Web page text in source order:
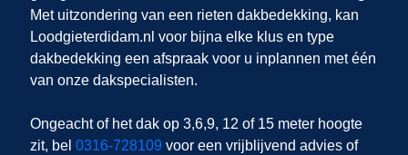
Met uitzondering van een rieten dakbedekking, kan
Loodgieterdidam.nl voor bijna elke klus en type
dakbedekking een afspraak voor u inplannen met één
van onze dakspecialisten.
Ongeacht of het dak op 3,6,9, 12 of 15 meter hoogte
zit, bel 0316-728109 voor een vrijblijvend advies of